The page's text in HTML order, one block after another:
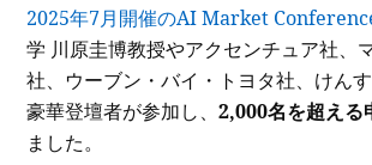
2025年7月開催のAI Market
学 川原圭博教授やアクセンチュア社、
社、ウーブン・バイ・トヨタ社、けん
豪華登壇者が参加し、2,000名を超える
ました。